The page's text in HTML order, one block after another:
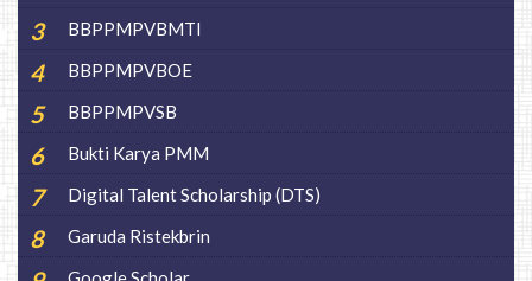
BBPPMPVBMTI
BBPPMPVBOE
BBPPMPVSB
Bukti Karya PMM
Digital Talent Scholarship (DTS)
Garuda Ristekbrin